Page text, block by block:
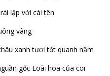
lập với cái tên
vàng
xanh tươi tốt quanh năm
gốc Loài hoa của cõi